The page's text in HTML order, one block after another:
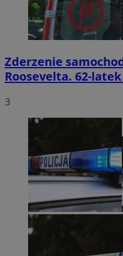
Zderzenie
Roosevelta. 62-
3